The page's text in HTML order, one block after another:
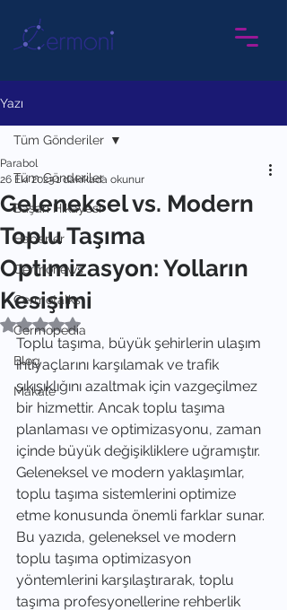
Yazı
Tüm Gönderiler
Başarı Hikayesi
Haberler
Cermonews
Cermotalks
Cermopedia
Blog
Makale
Tüm Gönderiler
Geleneksel vs. Modern
Toplu Taşıma
Optimizasyon: Yolların
Kesişimi
Parabol
26 Eki 20231 dakikada okunur
5 üzerinden NaN yıldız
Toplu taşıma, büyük şehirlerin ulaşım
ihtiyaçlarını karşılamak ve trafik
sıkışıklığını azaltmak için vazgeçilmez
bir hizmettir. Ancak toplu taşıma
planlaması ve optimizasyonu, zaman
içinde büyük değişikliklere uğramıştır.
Geleneksel ve modern yaklaşımlar,
toplu taşıma sistemlerini optimize
etme konusunda önemli farklar sunar.
Bu yazıda, geleneksel ve modern
toplu taşıma optimizasyon
yöntemlerini karşılaştırarak, toplu
taşıma profesyonellerine rehberlik